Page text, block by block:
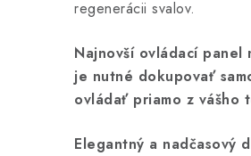
regenerácii svalov.
Najnovší ovládací
je nutné dokupovať
ovládať priamo z vášho
Elegantný a nadčasový